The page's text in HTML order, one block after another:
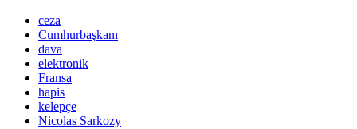
ceza
Cumhurbaşkanı
dava
elektronik
Fransa
hapis
kelepçe
Nicolas Sarkozy